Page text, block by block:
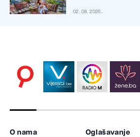
02. 08. 2026.
O nama Oglašavanje